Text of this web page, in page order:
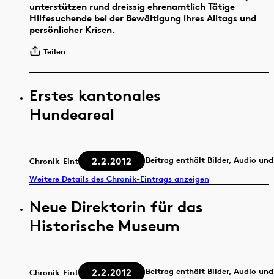
unterstützen rund dreissig ehrenamtlich Tätige
Hilfesuchende bei der Bewältigung ihres Alltags und
persönlicher Krisen.
Teilen
Erstes kantonales
Hundeareal
Chronik-Eintrag 2.2.2012
Beitrag enthält Bilder, Audio
Weitere Details des Chronik-Eintrags anzeigen
Neue Direktorin für das
Historische Museum
Chronik-Eintrag 2.2.2012
Beitrag enthält Bilder, Audio